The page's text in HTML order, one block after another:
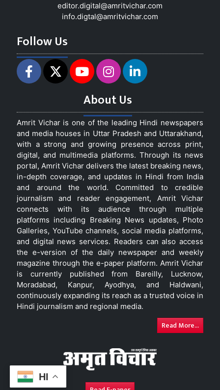
HI
editor.digital@amritvichar.com
info.digtal@amritvichar.com
Follow Us
About Us
Amrit Vichar is one of the leading Hindi newspapers
and media houses in Uttar Pradesh and Uttarakhand,
with a strong and growing presence across print,
digital, and multimedia platforms. Through its news
portal, Amrit Vichar delivers the latest breaking news,
in-depth coverage, and updates in Hindi from India
and around the world. Committed to credible
journalism and reader engagement, Amrit Vichar
connects with its audience through multiple
platforms including Breaking News updates, Photo
Galleries, YouTube channels, social media platforms,
and digital news services. Readers can also access
the e-version of the daily newspaper and weekly
magazine through the e-paper platform. Amrit Vichar
is currently published from Bareilly, Lucknow,
Moradabad, Kanpur, Ayodhya, and Haldwani,
continuously expanding its reach as a trusted voice in
Hindi journalism and regional media.
Read More...